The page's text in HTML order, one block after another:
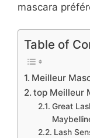
mascara
Table of
Meilleur
top Meilleur
Great
Lash